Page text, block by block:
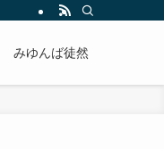
みゆんば徒然